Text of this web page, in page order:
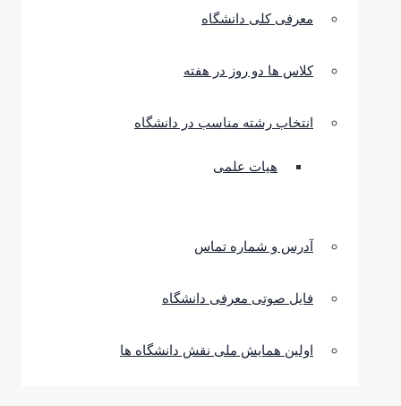
معرفی کلی دانشگاه
کلاس ها دو روز در هفته
انتخاب رشته مناسب در دانشگاه
هیات علمی
آدرس و شماره تماس
فایل صوتی معرفی دانشگاه
اولین همایش ملی نقش دانشگاه ها